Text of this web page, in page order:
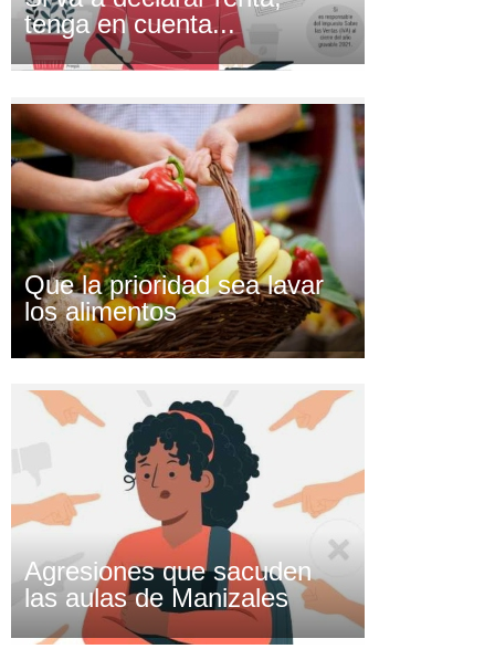
tenga en cuenta...
Que la prioridad sea lavar
los alimentos
Agresiones que sacuden
las aulas de Manizales